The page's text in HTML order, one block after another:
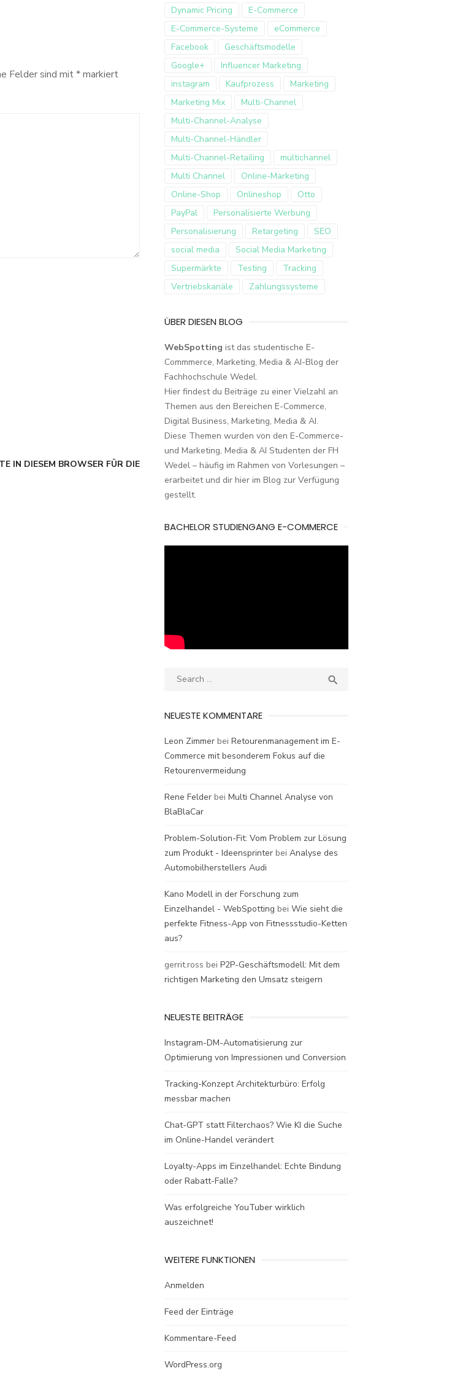
Felder sind mit*markiert
IN DIESEM BROWSER FÜR DIE
Dynamic Pricing
E-Commerce
E-Commerce-Systeme
eCommerce
Facebook
Geschäftsmodelle
Google+
Influencer Marketing
instagram
Kaufprozess
Marketing
Marketing Mix
Multi-Channel
Multi-Channel-Analyse
Multi-Channel-Händler
Multi-Channel-Retailing
multichannel
Multi Channel
Online-Marketing
Online-Shop
Onlineshop
Otto
PayPal
Personalisierte Werbung
Personalisierung
Retargeting
SEO
social media
Social Media Marketing
Supermärkte
Testing
Tracking
Vertriebskanäle
Zahlungssysteme
ÜBER DIESEN BLOG
WebSpotting ist das studentische E-
Commmerce, Marketing, Media & AI-Blog der
Fachhochschule Wedel.
Hier findest du Beiträge zu einer Vielzahl an
Themen aus den Bereichen E-Commerce,
Digital Business, Marketing, Media & AI.
Diese Themen wurden von den E-Commerce-
und Marketing, Media & AI Studenten der FH
Wedel – häufig im Rahmen von Vorlesungen –
erarbeitet und dir hier im Blog zur Verfügung
gestellt.
BACHELOR STUDIENGANG E-COMMERCE
Search

NEUESTE KOMMENTARE
Leon Zimmer bei Retourenmanagement im E-
Commerce mit besonderem Fokus auf die
Retourenvermeidung
Rene Felder bei Multi Channel Analyse von
BlaBlaCar
Problem-Solution-Fit: Vom Problem zur Lösung
zum Produkt - Ideensprinter bei Analyse des
Automobilherstellers Audi
Kano Modell in der Forschung zum
Einzelhandel - WebSpotting bei Wie sieht die
perfekte Fitness-App von Fitnessstudio-Ketten
aus?
gerrit.ross bei P2P-Geschäftsmodell: Mit dem
richtigen Marketing den Umsatz steigern
NEUESTE BEITRÄGE
Instagram-DM-Automatisierung zur
Optimierung von Impressionen und Conversion
Tracking-Konzept Architekturbüro: Erfolg
messbar machen
Chat-GPT statt Filterchaos? Wie KI die Suche
im Online-Handel verändert
Loyalty-Apps im Einzelhandel: Echte Bindung
oder Rabatt-Falle?
Was erfolgreiche YouTuber wirklich
auszeichnet!
WEITERE FUNKTIONEN
Anmelden
Feed der Einträge
Kommentare-Feed
WordPress.org